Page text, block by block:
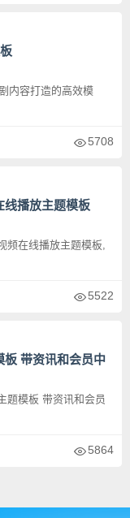
内容打造的高效模
5708
线播放主题模板
频在线播放主题模板,
5522
板 带资讯和会员中
题模板 带资讯和会员
5864